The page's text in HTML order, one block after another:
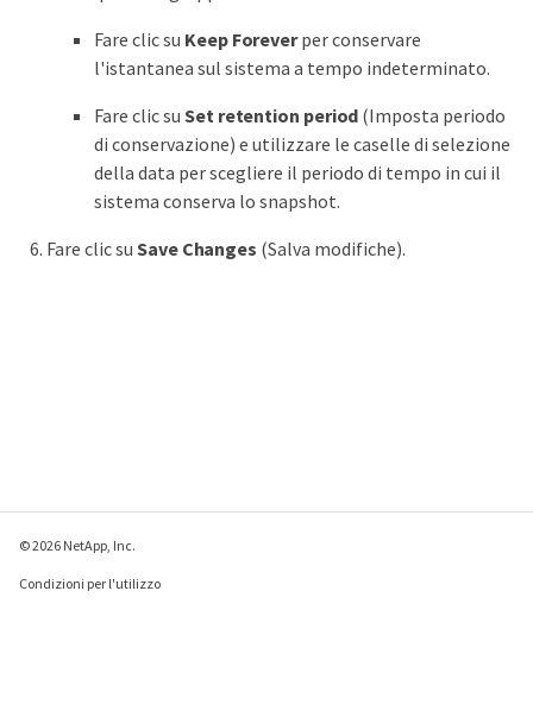
Fare clic su Keep Foreverper conservare
l'istantanea sul sistema a tempo indeterminato.
Fare clic su Set retention period (Imposta periodo
di conservazione) e utilizzare le caselle di selezione
della data per scegliere il periodo di tempo in cui il
sistema conserva lo snapshot.
Fare clic su Save Changes (Salva modifiche).
© 2026 NetApp, Inc.
Condizioni per l'utilizzo